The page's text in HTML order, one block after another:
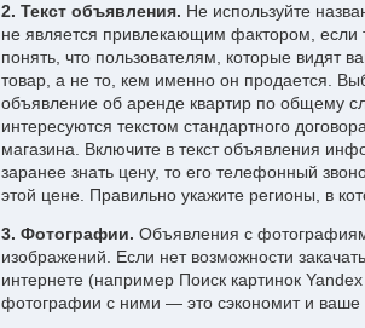
2. Текст объявления. Не используйте
не является привлекающим фактором, если
понять, что пользователям, которые видят
товар, а не то, кем именно он продается.
объявление об аренде квартир по общему
интересуются текстом стандартного
магазина. Включите в текст объявления
заранее знать цену, то его телефонный
этой цене. Правильно укажите регионы, в
3. Фотографии. Объявления с
изображений. Если нет возможности
интернете (например Поиск картинок
фотографии с ними — это сэкономит и ваше